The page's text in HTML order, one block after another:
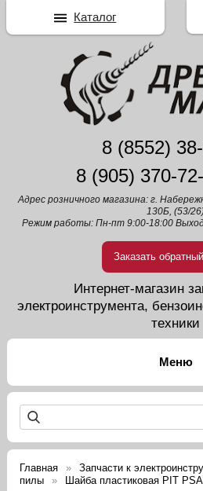
8 (8552)
8 (905) 370-
Адрес розничного магазина: г.
130Б, (53/
Режим работы: Пн-пт 9:00-18:00
Заказать
Интернет-магазин
электроинструмента,
техники
Главная Запчасти к
пилы
Шайба пластиковая PIT
Каталог